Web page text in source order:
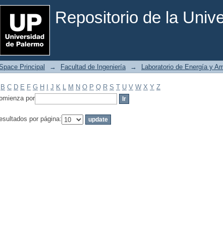
Repositorio de la
Filtrar por: Materia
Principal → Facultad de Ingeniería → Laboratorio de Energía y
B C D E F G H J K L M N O P Q R S T U V W X Y Z
por
por página: